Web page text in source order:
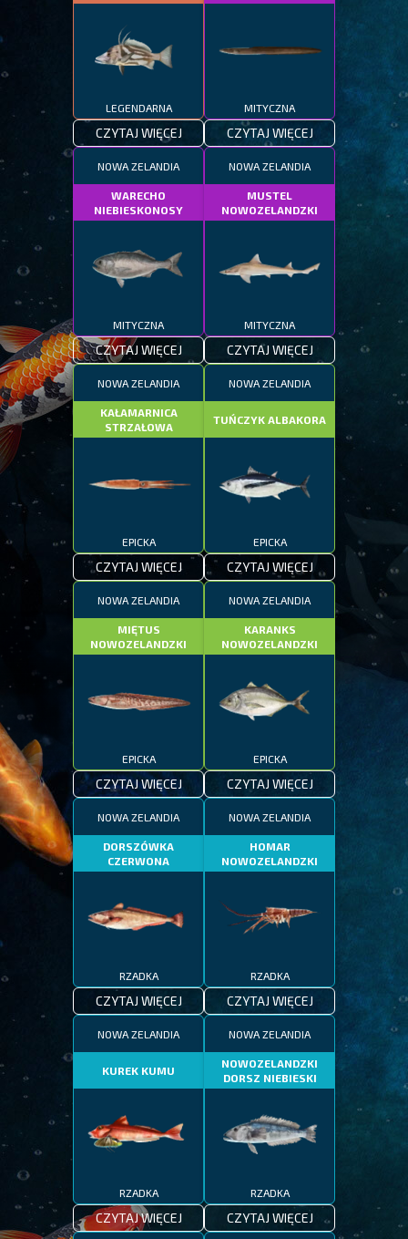
LEGENDARNA
CZYTAJ WIĘCEJ
MITYCZNA
CZYTAJ WIĘCEJ
NOWA ZELANDIA
WARECHO
NIEBIESKONOSY
MITYCZNA
CZYTAJ WIĘCEJ
NOWA ZELANDIA
MUSTEL
NOWOZELANDZKI
MITYCZNA
CZYTAJ WIĘCEJ
NOWA ZELANDIA
KAŁAMARNICA
STRZAŁOWA
EPICKA
CZYTAJ WIĘCEJ
NOWA ZELANDIA
TUŃCZYK ALBAKORA
EPICKA
CZYTAJ WIĘCEJ
NOWA ZELANDIA
MIĘTUS
NOWOZELANDZKI
EPICKA
CZYTAJ WIĘCEJ
NOWA ZELANDIA
KARANKS
NOWOZELANDZKI
EPICKA
CZYTAJ WIĘCEJ
NOWA ZELANDIA
DORSZÓWKA
CZERWONA
RZADKA
CZYTAJ WIĘCEJ
NOWA ZELANDIA
HOMAR
NOWOZELANDZKI
RZADKA
CZYTAJ WIĘCEJ
NOWA ZELANDIA
KUREK KUMU
RZADKA
CZYTAJ WIĘCEJ
NOWA ZELANDIA
NOWOZELANDZKI
DORSZ NIEBIESKI
RZADKA
CZYTAJ WIĘCEJ